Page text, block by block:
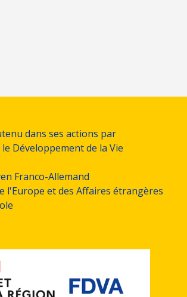
dans ses actions par
le Développement de la Vie
Franco-Allemand
l'Europe et des Affaires étrangères